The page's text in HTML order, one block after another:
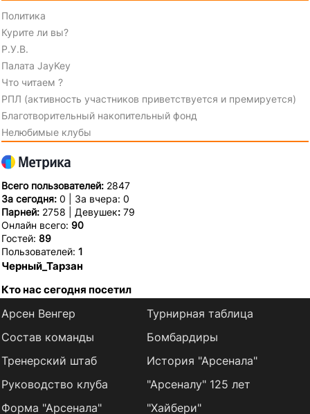
Политика
Курите ли вы?
Р.У.В.
Палата JayKey
Что читаем ?
РПЛ (активность участников приветствуется и премируется)
Благотворительный накопительный фонд
Нелюбимые клубы
Всего пользователей: 2847
За сегодня: 0 | За вчера: 0
Парней: 2758 | Девушек: 79
Онлайн всего: 90
Гостей: 89
Пользователей: 1
Черный_Тарзан
Кто нас сегодня посетил
Арсен Венгер
Состав команды
Тренерский штаб
Руководство клуба
Форма "Арсенала"
Турнирная таблица
Бомбардиры
История "Арсенала"
"Арсеналу" 125 лет
"Хайбери"